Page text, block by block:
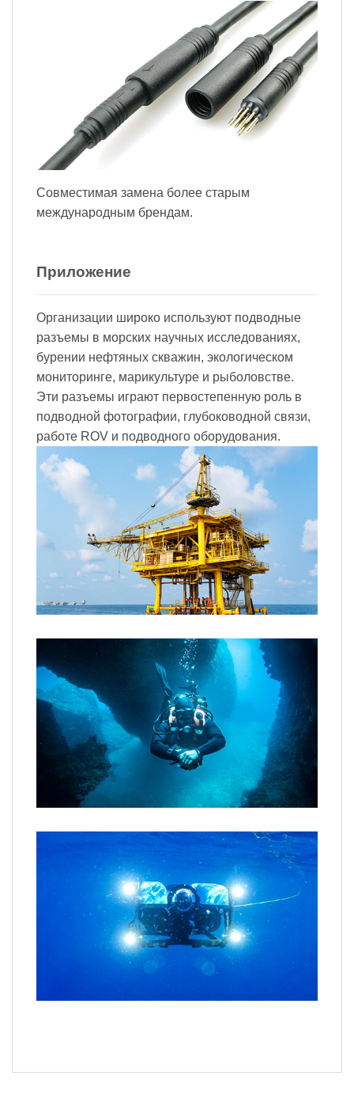
Совместимая замена более старым
международным брендам.
Приложение
Организации широко используют подводные
разъемы в морских научных исследованиях,
бурении нефтяных скважин, экологическом
мониторинге, марикультуре и рыболовстве.
Эти разъемы играют первостепенную роль в
подводной фотографии, глубоководной связи,
работе ROV и подводного оборудования.